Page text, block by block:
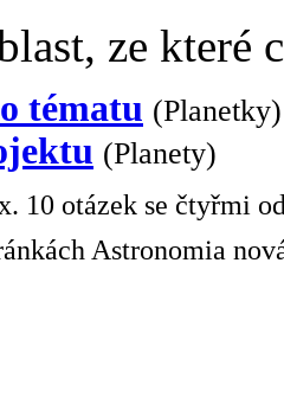
ze které
tématu (Planetky)
(Planety)
10 otázek se čtyřmi
Astronomia